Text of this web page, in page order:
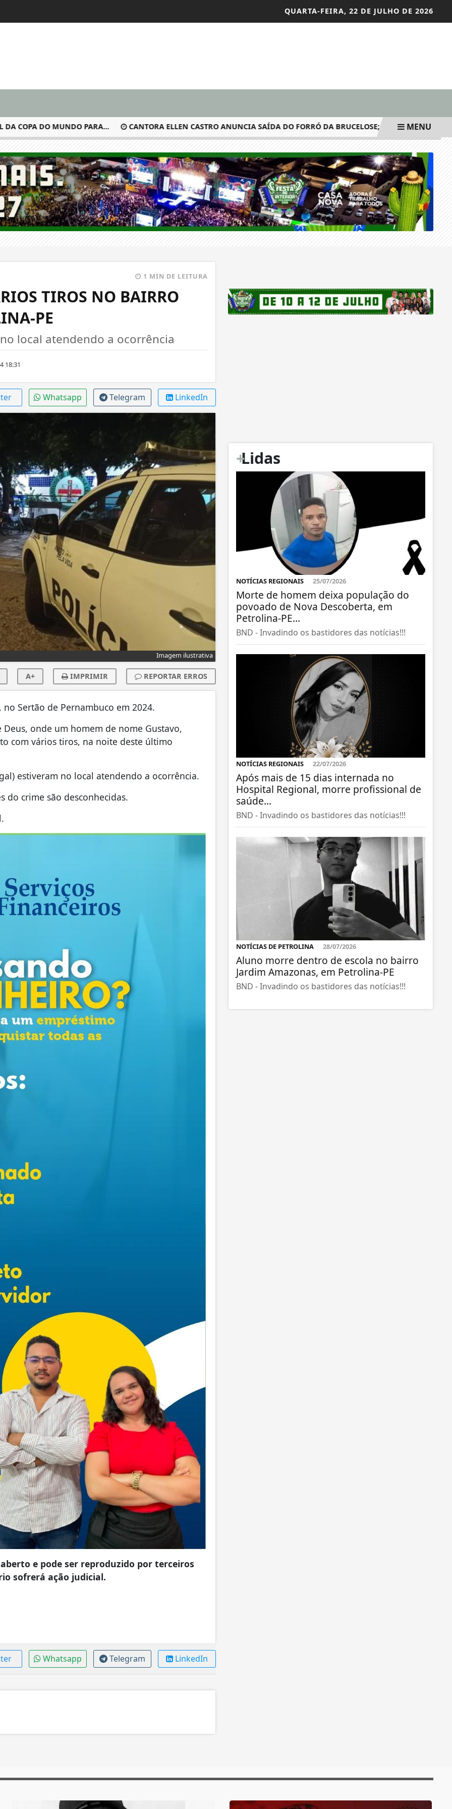
QUARTA-FEIRA, 22 DE JULHO DE 2026
DO MUNDO PARA... CANTORA ELLEN CASTRO ANUNCIA SAÍDA DO FORRÓ DA BRUCELOSE; VEJA O VÍDEOMENU
1 MIN DE LEITURA
TIROS NO BAIRRO
PE
local atendendo a ocorrência
18:31
Whatsapp Telegram LinkedIn
Imagem ilustrativa
A+ IMPRIMIR REPORTAR ERROS
Sertão de Pernambuco em 2024.
onde um homem de nome Gustavo,
com vários tiros, na noite deste último
estiveram no local atendendo a ocorrência.
do crime são desconhecidas.
e pode ser reproduzido por terceiros
sofrerá ação judicial.
Whatsapp Telegram LinkedIn
+
Lidas
NOTÍCIAS REGIONAIS 25/07/2026
Morte de homem deixa população do
povoado de Nova Descoberta, em
Petrolina-PE...
BND - Invadindo os bastidores das notícias!!!
NOTÍCIAS REGIONAIS 22/07/2026
Após mais de 15 dias internada no
Hospital Regional, morre profissional de
saúde...
BND - Invadindo os bastidores das notícias!!!
NOTÍCIAS DE PETROLINA 28/07/2026
Aluno morre dentro de escola no bairro
Jardim Amazonas, em Petrolina-PE
BND - Invadindo os bastidores das notícias!!!